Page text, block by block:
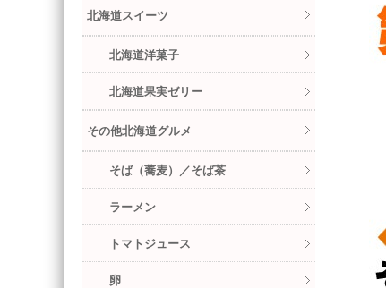
北海道スイーツ
北海道洋菓子
北海道果実ゼリー
その他北海道グルメ
そば（蕎麦）／そば茶
ラーメン
トマトジュース
卵